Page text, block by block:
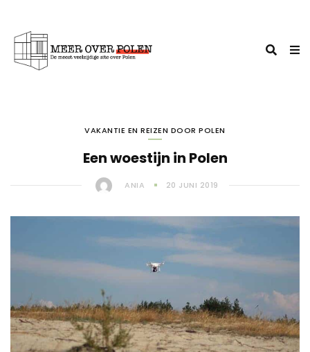
VAKANTIE EN REIZEN DOOR POLEN
Een woestijn in Polen
ANIA 20 JUNI 2019